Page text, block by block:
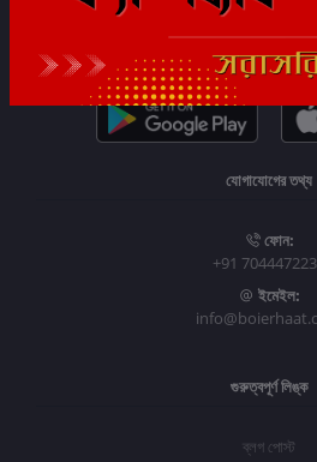
যোগাযোগের তথ্য
ফোন:
+91
ইমেইল:
গুরুত্বপূর্ণ লিঙ্ক
ব্লগ পোস্ট